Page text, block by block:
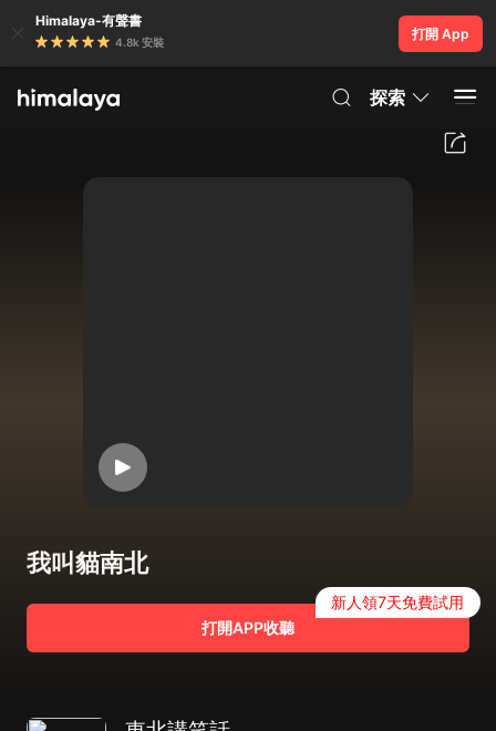
Himalaya-有聲書
4.8k 安裝
打開 App
探索
我叫貓南北
打開APP收聽
新人領7天免費試用